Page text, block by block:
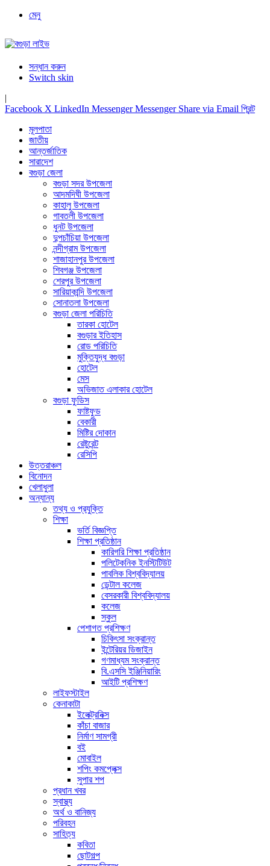
মেনু
সন্ধান করুন
Switch skin
|
Facebook X LinkedIn Messenger Messenger Share via Email প্রিন্ট
মূলপাতা
জাতীয়
আন্তর্জাতিক
সারাদেশ
বগুড়া জেলা
বগুড়া সদর উপজেলা
আদমদিঘী উপজেলা
কাহালু উপজেলা
গাবতলী উপজেলা
ধুনট উপজেলা
দুপচাঁচিয়া উপজেলা
নন্দীগ্রাম উপজেলা
শাজাহানপুর উপজেলা
শিবগঞ্জ উপজেলা
শেরপুর উপজেলা
সারিয়াকান্দি উপজেলা
সোনাতলা উপজেলা
বগুড়া জেলা পরিচিতি
তারকা হোটেল
বগুড়ার ইতিহাস
রোড পরিচিতি
মুক্তিযুদ্ধ বগুড়া
হোটেল
মেস
অভিজাত এলাকার হোটেল
বগুড়া ফুডিস
ফাষ্টফুড
বেকারী
মিষ্টির দোকান
রেষ্টুরেন্ট
রেসিপি
উত্তরাঞ্চল
বিনোদন
খেলাধুলা
অন্যান্য
তথ্য ও প্রযুক্তি
শিক্ষা
ভর্তি বিজ্ঞপ্তি
শিক্ষা প্রতিষ্ঠান
কারিগরি শিক্ষা প্রতিষ্ঠান
পলিটেকনিক ইনস্টিটিউট
পাবলিক বিশ্ববিদ্যালয়
ডেন্টাল কলেজ
বেসরকারী বিশ্ববিদ্যালয়
কলেজ
স্কুল
পেশাগত প্রশিক্ষণ
চিকিৎসা সংক্রান্ত
ইন্টেরিয়র ডিজাইন
গণমাধ্যম সংক্রান্ত
বি.এসসি ইঞ্জিনিয়ারিং
আইটি প্রশিক্ষণ
লাইফস্টাইল
কেনাকাটা
ইলেক্ট্রনিক্স
কাঁচা বাজার
নির্মাণ সামগ্রী
বই
মোবাইল
শপিং কমপ্লেক্স
সুপার শপ
প্রধান খবর
স্বাস্থ্য
অর্থ ও বানিজ্য
পরিবহন
সাহিত্য
কবিতা
ছোটগল্প